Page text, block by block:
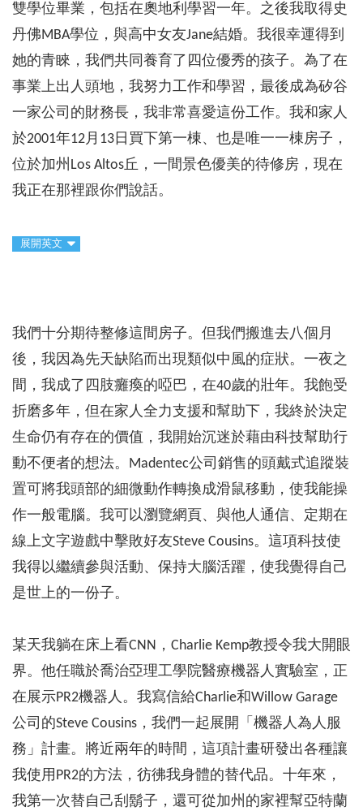
雙學位畢業，包括在奧地利學習一年。之後我取得史
丹佛MBA學位，與高中女友Jane結婚。我很幸運得到
她的青睞，我們共同養育了四位優秀的孩子。為了在
事業上出人頭地，我努力工作和學習，最後成為矽谷
一家公司的財務長，我非常喜愛這份工作。我和家人
於2001年12月13日買下第一棟、也是唯一一棟房子，
位於加州Los Altos丘，一間景色優美的待修房，現在
我正在那裡跟你們說話。
展開英文
我們十分期待整修這間房子。但我們搬進去八個月
後，我因為先天缺陷而出現類似中風的症狀。一夜之
間，我成了四肢癱瘓的啞巴，在40歲的壯年。我飽受
折磨多年，但在家人全力支援和幫助下，我終於決定
生命仍有存在的價值，我開始沉迷於藉由科技幫助行
動不便者的想法。Madentec公司銷售的頭戴式追蹤裝
置可將我頭部的細微動作轉換成滑鼠移動，使我能操
作一般電腦。我可以瀏覽網頁、與他人通信、定期在
線上文字遊戲中擊敗好友Steve Cousins。這項科技使
我得以繼續參與活動、保持大腦活躍，使我覺得自己
是世上的一份子。
某天我躺在床上看CNN，Charlie Kemp教授令我大開眼
界。他任職於喬治亞理工學院醫療機器人實驗室，正
在展示PR2機器人。我寫信給Charlie和Willow Garage
公司的Steve Cousins，我們一起展開「機器人為人服
務」計畫。將近兩年的時間，這項計畫研發出各種讓
我使用PR2的方法，彷彿我身體的替代品。十年來，
我第一次替自己刮鬍子，還可從加州的家裡幫亞特蘭